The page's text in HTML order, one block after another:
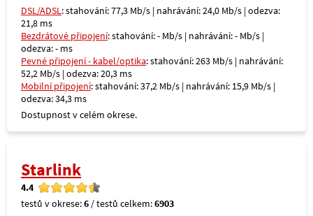
DSL/ADSL: stahování: 77,3 Mb/s | nahrávání: 24,0 Mb/s | odezva:
21,8 ms
Bezdrátové připojení: stahování: - Mb/s | nahrávání: - Mb/s |
odezva: - ms
Pevné připojení - kabel/optika: stahování: 263 Mb/s | nahrávání:
52,2 Mb/s | odezva: 20,3 ms
Mobilní připojení: stahování: 37,2 Mb/s | nahrávání: 15,9 Mb/s |
odezva: 34,3 ms
Dostupnost v celém okrese.
Starlink
4.4
testů v okrese:6 / testů celkem:6903